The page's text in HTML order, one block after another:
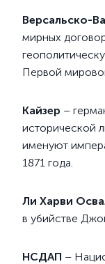
Версальско-
мирных
Первой
Кайзер –
исторической
именуют
1871 года.
Ли Харви
в убийстве
НСДАП –